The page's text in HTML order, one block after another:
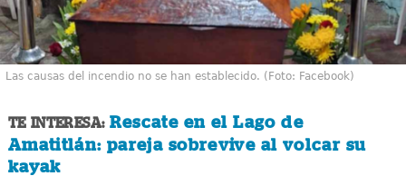
Las causas del incendio no se han establecido. (Foto: Facebook)
TE INTERESA: Rescate en el Lago de
Amatitlán: pareja sobrevive al volcar su
kayak